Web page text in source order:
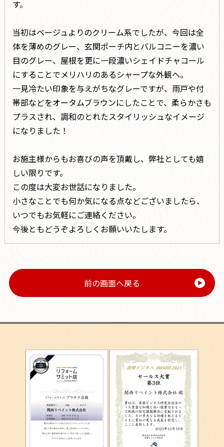
す。
当初はベージュよりのクリーム系でしたが、今回は全
体を薄めのグレー、玄関ポーチ内とバルコニーを濃い
目のグレー、屋根を更に一段濃いシェイドチャコール
にすることでメリハリのあるシャープな外観へ。
一見冷たい印象を与えがちなグレーですが、雨戸や付
帯部などをオータムブラウンにしたことで、柔らかさも
プラスされ、調和のとれたスタイリッシュなイメージ
になりました！
お施主様からもお喜びの声を頂戴し、弊社としても嬉
しい限りです。
この度は大変お世話になりました。
小さなことでも何か気になる点などございましたら、
いつでもお気軽にご連絡ください。
今後ともどうぞよろしくお願いいたします。
前の画面へ戻る